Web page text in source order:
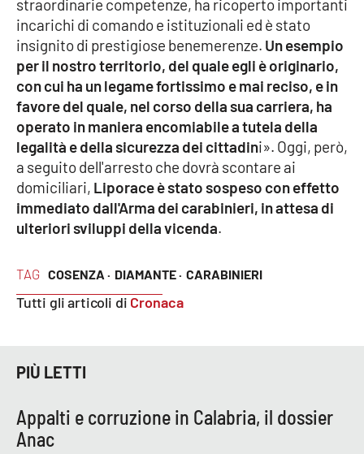
Buona Sanità Calabria
LA
CALABRIAVISIONE
Destinazioni
Eventi
Food
Lacplay.it
Laconair.it
TAG COSENZA · DIAMANTE · CARABINIERI
Tutti gli articoli di Cronaca
straordinarie competenze, ha ricoperto importanti
incarichi di comando e istituzionali ed è stato
insignito di prestigiose benemerenze. Un esempio
per il nostro territorio, del quale egli è originario,
con cui ha un legame fortissimo e mai reciso, e in
favore del quale, nel corso della sua carriera, ha
operato in maniera encomiabile a tutela della
legalità e della sicurezza dei cittadini». Oggi, però,
a seguito dell'arresto che dovrà scontare ai
domiciliari, Liporace è stato sospeso con effetto
immediato dall'Arma dei carabinieri, in attesa di
ulteriori sviluppi della vicenda.
PIÙ LETTI
Appalti e corruzione in Calabria, il dossier
Anac